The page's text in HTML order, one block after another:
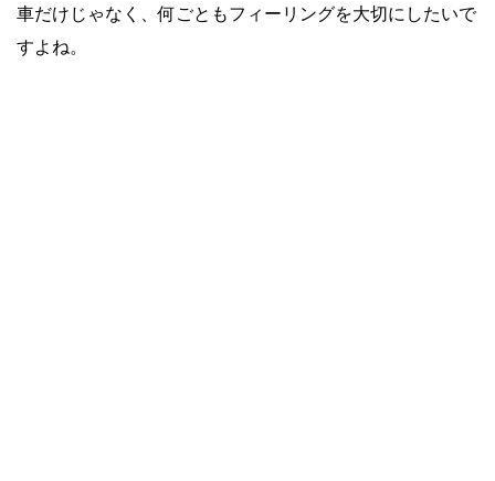
車だけじゃなく、何ごともフィーリングを大切にしたいで
すよね。